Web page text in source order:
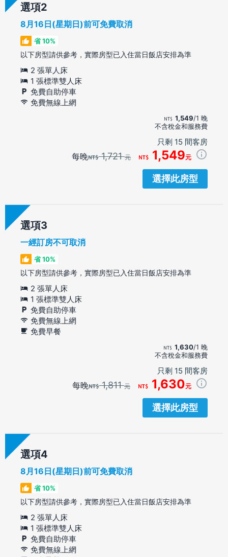
選項
8月16日(星期日)前可免費取消
省 10%
以下房型請供參考，實際房型已入住當日飯店安排為準
2 張單人床
1 張標準雙人床
免費自助停車
免費無線上網
1,549/1 晚
不含稅金和服務費
只剩 15 間客房
每晚 1,721元 1,549元
選擇此房型
選項
一經訂房不可取消
省 10%
以下房型請供參考，實際房型已入住當日飯店安排為準
2 張單人床
1 張標準雙人床
免費自助停車
免費無線上網
免費早餐
1,630/1 晚
不含稅金和服務費
只剩 15 間客房
每晚 1,811元 1,630元
選擇此房型
選項
8月16日(星期日)前可免費取消
省 10%
以下房型請供參考，實際房型已入住當日飯店安排為準
2 張單人床
1 張標準雙人床
免費自助停車
免費無線上網